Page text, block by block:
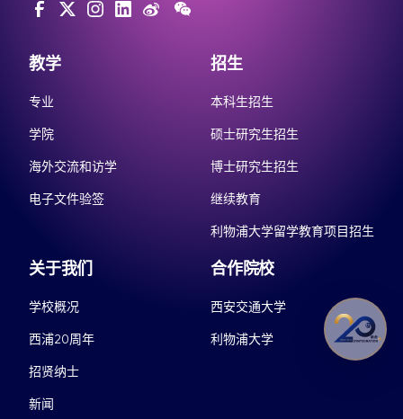
教学
专业
学院
海外交流和访学
电子文件验签
招生
本科生招生
硕士研究生招生
博士研究生招生
继续教育
利物浦大学留学教育项目招生
关于我们
学校概况
西浦20周年
招贤纳士
新闻
合作院校
西安交通大学
利物浦大学